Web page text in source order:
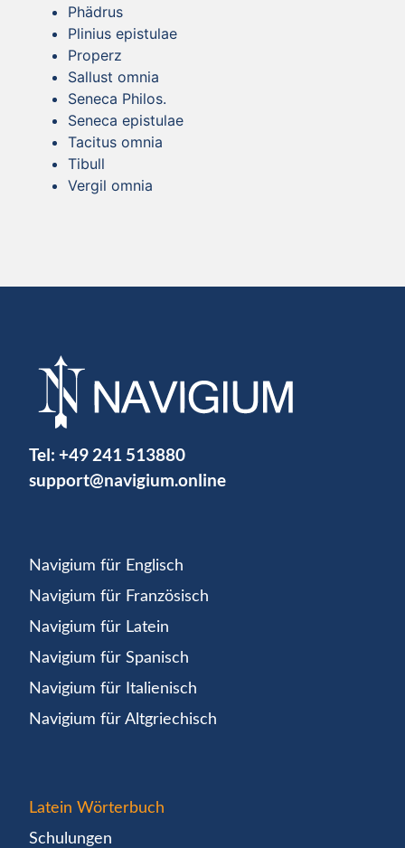
Phädrus
Plinius epistulae
Properz
Sallust omnia
Seneca Philos.
Seneca epistulae
Tacitus omnia
Tibull
Vergil omnia
Tel: +49 241 513880
support@navigium.online
Navigium für Englisch
Navigium für Französisch
Navigium für Latein
Navigium für Spanisch
Navigium für Italienisch
Navigium für Altgriechisch
Latein Wörterbuch
Schulungen